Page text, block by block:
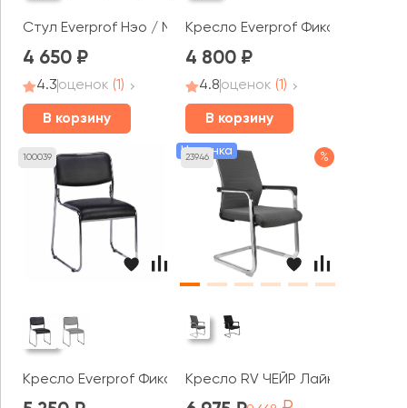
Стул Everprof Нэо / Neo
4 650
4.3оценок (1)
В корзину
Кресло Everprof Фикс Плюс / Fix
4 800
4.8оценок (1)
В корзину
100039
Кресло Everprof Фикс Хром / Fix Chrome
23946
Новинка %
Кресло RV ЧЕЙР Лайк / Like